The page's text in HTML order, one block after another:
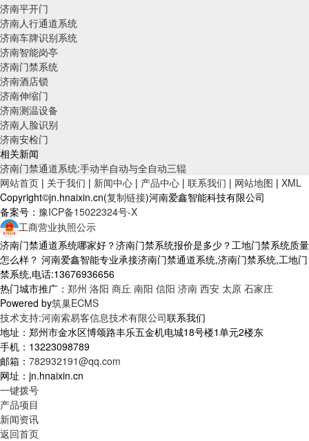
济南平开门
济南人行通道系统
济南车牌识别系统
济南智能岗亭
济南门禁系统
济南酒店锁
济南伸缩门
济南测温设备
济南人脸识别
济南安检门
相关新闻
济南门禁通道系统:手动半自动与全自动三辊
网站首页 | 关于我们 | 新闻中心 | 产品中心 | 联系我们 | 网站地图 | XML
Copyright©jn.hnaixin.cn(复制链接)河南爱鑫智能科技有限公司
备案号： 豫ICP备15022324号-X
工商营业执照公示
济南门禁通道系统哪家好？济南门禁系统报价是多少？工地门禁系统质量
怎么样？ 河南爱鑫智能专业承接济南门禁通道系统,济南门禁系统,工地门
禁系统,电话:13676936656
热门城市推广： 郑州 洛阳 商丘 南阳 信阳 济南 西安 太原 石家庄
Powered by筑巢ECMS
技术支持:河南索易客信息技术有限公司联系我们
地址：郑州市金水区博颂路丰乐五金机电城18号楼1单元2楼东
手机：13223098789
邮箱： 782932191@qq.com
网址：jn.hnaixin.cn
一键拨号
产品项目
新闻资讯
返回首页